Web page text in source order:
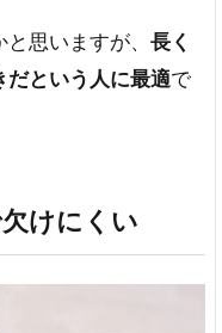
思いますが、 長く
だという人に最適で
けにくい